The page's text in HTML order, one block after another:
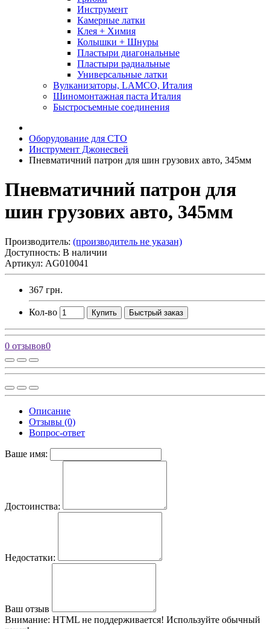
Инструмент
Камерные латки
Клея + Химия
Колышки + Шнуры
Пластыри диагональные
Пластыри радиальные
Универсальные латки
Вулканизаторы, LAMCO, Италия
Шиномонтажная паста Италия
Быстросъемные соединения
Оборудование для СТО
Инструмент Джонесвей
Пневматичний патрон для шин грузових авто, 345мм
Пневматичний патрон для
шин грузових авто, 345мм
Производитель: (производитель не указан)
Доступность: В наличии
Артикул: AG010041
367 грн.
Кол-во Купить Быстрый заказ
0 отзывов0
Описание
Отзывы (0)
Вопрос-ответ
Ваше имя:
Достоинства:
Недостатки:
Ваш отзыв
Внимание: HTML не поддерживается! Используйте обычный